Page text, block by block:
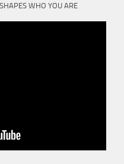
WHO YOU ARE